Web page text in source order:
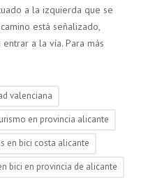
a la izquierda que se
está señalizado,
a la vía. Para más
valenciana
en provincia alicante
en bici costa alicante
bici en provincia de alicante